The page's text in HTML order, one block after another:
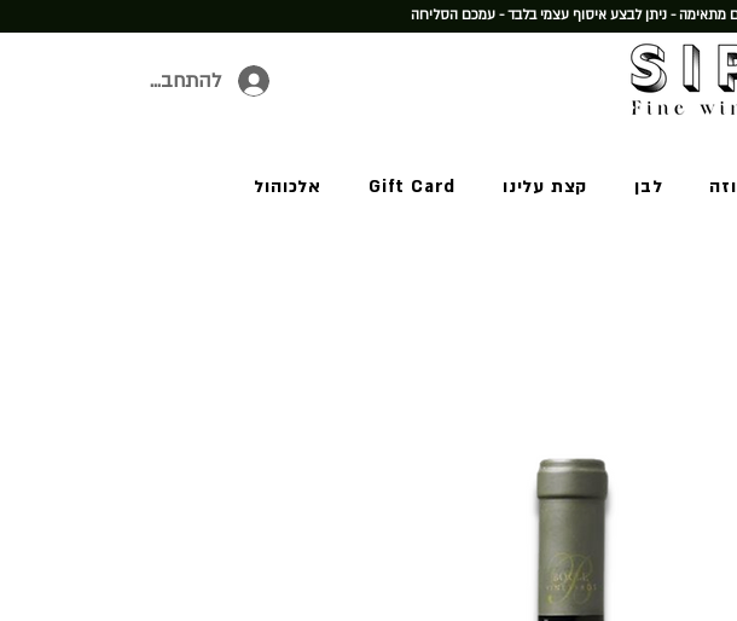
- ניתן לבצע איסוף עצמי בלבד - עמכם הסליחה
להתחברות
לבן קצת עלינו Gift Card אלכוהול